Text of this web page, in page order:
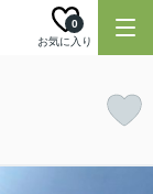
お気に入り
0